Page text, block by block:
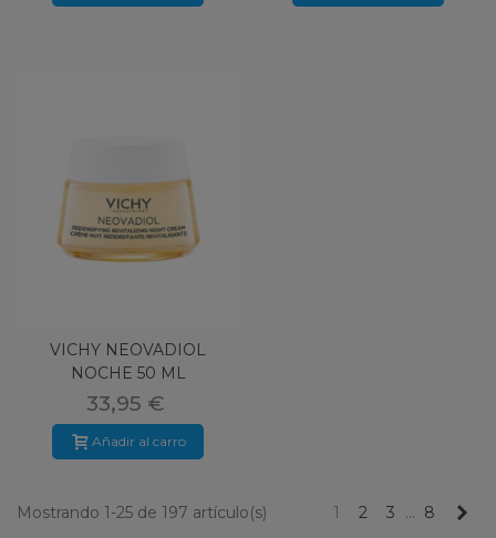
VICHY NEOVADIOL
NOCHE 50 ML
TRATAMIENTO
PROFUNDO
33,95 €
Añadir al carro
Mostrando 1-25 de 197 artículo(s) 1 2 3 … 8